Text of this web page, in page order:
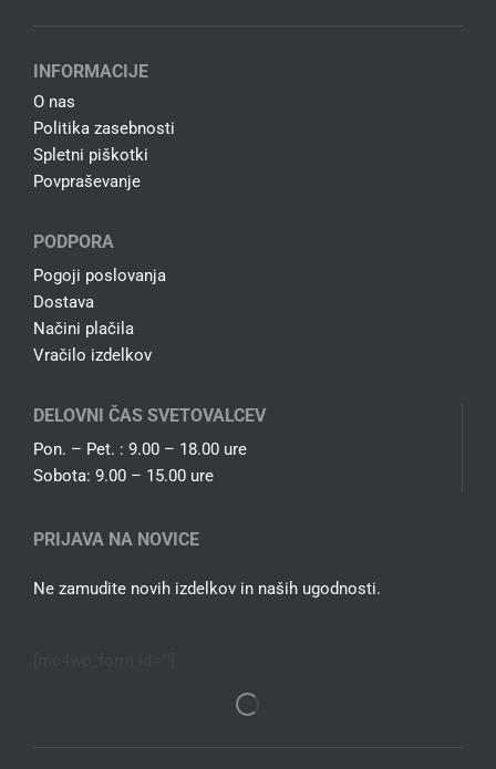
INFORMACIJE
O nas
Politika zasebnosti
Spletni piškotki
Povpraševanje
PODPORA
Pogoji poslovanja
Dostava
Načini plačila
Vračilo izdelkov
DELOVNI ČAS SVETOVALCEV
Pon. – Pet. : 9.00 – 18.00 ure
Sobota: 9.00 – 15.00 ure
PRIJAVA NA NOVICE
Ne zamudite novih izdelkov in naših ugodnosti.